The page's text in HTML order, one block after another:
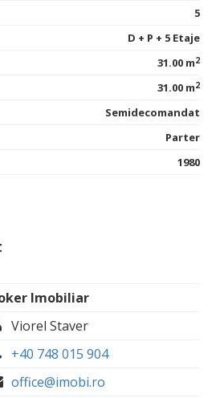
5
D + P + 5 Etaje
31.00 m2
31.00 m2
Semidecomandat
Parter
1980
Imobiliar
Viorel Staver
+40 748 015 904
office@imobi.ro